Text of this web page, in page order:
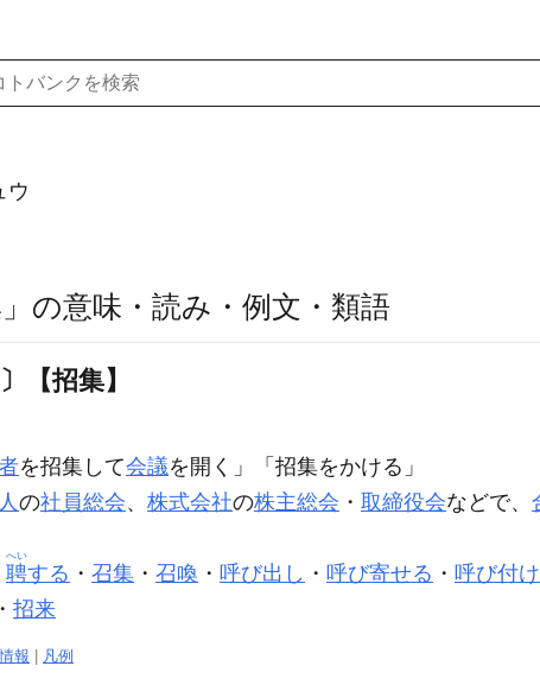
ウ
」の意味・読み・例文・類語
【招集】
を招集 して会議を開く」「 招集をかける」
の社員総会、 株式会社の株主総会 ・ 取締役会などで、
聘
へい
する ・ 召集 ・ 召喚 ・ 呼び出し ・ 呼び寄せる ・ 呼び付
・ 招来
情報 凡例